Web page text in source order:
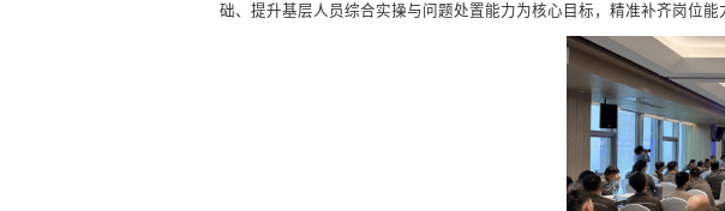
础、提升基层人员综合实操与问题处置能力为核心目标，精准补齐岗位